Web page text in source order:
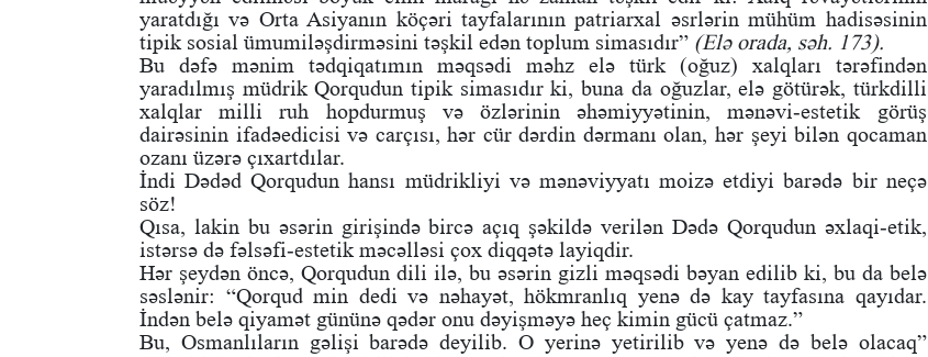
yaratdığı və Orta Asiyanın köçəri tayfalarının patriarxal əsrlərin mühüm hadisəsinin
tipik sosial ümumiləşdirməsini təşkil edən toplum simasıdır” (Elə orada, səh. 173).
Bu dəfə mənim tədqiqatımın məqsədi məhz elə türk (oğuz) xalqları tərəfindən
yaradılmış müdrik Qorqudun tipik simasıdır ki, buna da oğuzlar, elə götürək, türkdilli
xalqlar milli ruh hopdurmuş və özlərinin əhəmiyyətinin, mənəvi-estetik görüş
dairəsinin ifadəedicisi və carçısı, hər cür dərdin dərmanı olan, hər şeyi bilən qocaman
ozanı üzərə çıxartdılar.
İndi Dədəd Qorqudun hansı müdrikliyi və mənəviyyatı moizə etdiyi barədə bir neçə
söz!
Qısa, lakin bu əsərin girişində bircə açıq şəkildə verilən Dədə Qorqudun əxlaqi-etik,
istərsə də fəlsəfi-estetik məcəlləsi çox diqqətə layiqdir.
Hər şeydən öncə, Qorqudun dili ilə, bu əsərin gizli məqsədi bəyan edilib ki, bu da belə
səslənir: “Qorqud min dedi və nəhayət, hökmranlıq yenə də kay tayfasına qayıdar.
İndən belə qiyamət gününə qədər onu dəyişməyə heç kimin gücü çatmaz.”
Bu, Osmanlıların gəlişi barədə deyilib. O yerinə yetirilib və yenə də belə olacaq”